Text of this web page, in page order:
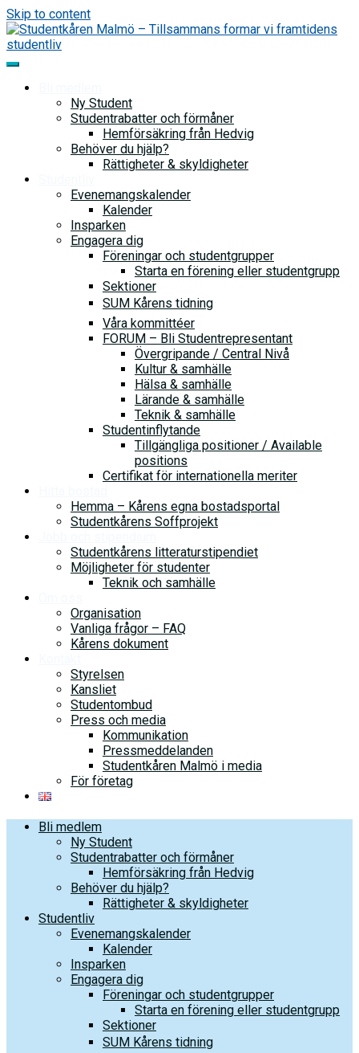
Skip to content
Ny Student
Studentrabatter och förmåner
Hemförsäkring från Hedvig
Behöver du hjälp?
Rättigheter & skyldigheter
Evenemangskalender
Kalender
Insparken
Engagera dig
Föreningar och studentgrupper
Starta en förening eller studentgrupp
Sektioner
SUM Kårens tidning
Våra kommittéer
FORUM – Bli Studentrepresentant
Övergripande / Central Nivå
Kultur & samhälle
Hälsa & samhälle
Lärande & samhälle
Teknik & samhälle
Studentinflytande
Tillgängliga positioner / Available
positions
Certifikat för internationella meriter
Hemma – Kårens egna bostadsportal
Studentkårens Soffprojekt
Studentkårens litteraturstipendiet
Möjligheter för studenter
Teknik och samhälle
Organisation
Vanliga frågor – FAQ
Kårens dokument
Styrelsen
Kansliet
Studentombud
Press och media
Kommunikation
Pressmeddelanden
Studentkåren Malmö i media
För företag
Bli medlem
Ny Student
Studentrabatter och förmåner
Hemförsäkring från Hedvig
Behöver du hjälp?
Rättigheter & skyldigheter
Studentliv
Evenemangskalender
Kalender
Insparken
Engagera dig
Föreningar och studentgrupper
Starta en förening eller studentgrupp
Sektioner
SUM Kårens tidning